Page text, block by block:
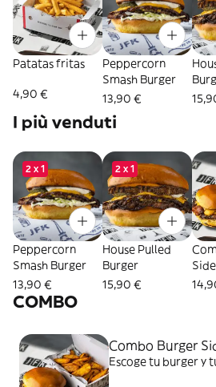
Patatas fritas
4,90 €
Peppercorn
Smash Burger
13,90 €
I più venduti
2 x 1
Peppercorn
Smash Burger
13,90 €
2 x 1
House Pulled
Burger
15,90 €
Side
COMBO
Combo Burger
Escoge tu burger y